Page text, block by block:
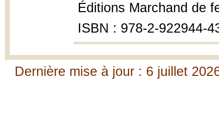
Éditions Marchand de
ISBN : 978-2-922944-
Dernière mise à jour : 6 juillet